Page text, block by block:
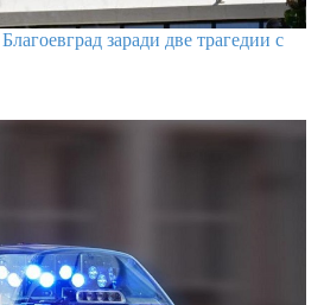
заради две трагедии с